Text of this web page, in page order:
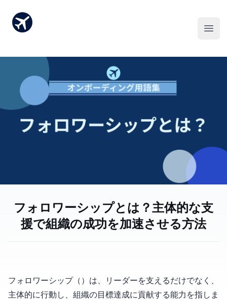
フォロワーシップとは？主体的な支
援で組織の成功を加速させる方法
フォロワーシップ（Followership）は、リーダーを支えるだけでなく、
主体的に行動し、組織の目標達成に貢献する能力を指しま